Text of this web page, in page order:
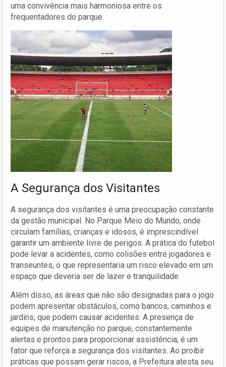
uma convivência mais harmoniosa entre os
frequentadores do parque.
A Segurança dos Visitantes
A segurança dos visitantes é uma preocupação constante
da gestão municipal. No Parque Meio do Mundo, onde
circulam famílias, crianças e idosos, é imprescindível
garantir um ambiente livre de perigos. A prática do futebol
pode levar a acidentes, como colisões entre jogadores e
transeuntes, o que representaria um risco elevado em um
espaço que deveria ser de lazer e tranquilidade.
Além disso, as áreas que não são designadas para o jogo
podem apresentar obstáculos, como bancos, caminhos e
jardins, que podem causar acidentes. A presença de
equipes de manutenção no parque, constantemente
alertas e prontos para proporcionar assistência, é um
fator que reforça a segurança dos visitantes. Ao proibir
práticas que possam gerar riscos, a Prefeitura atesta seu